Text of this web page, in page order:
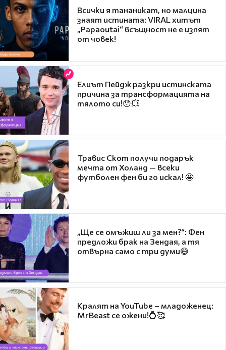
Всички я тананикат, но малцина
знаят истината: VIRAL хитът
„Papaoutai“ всъщност не е изпят
от човек!
Елиът Пейдж разкри истинската
причина за трансформацията на
тялото си!😯💥
Травис Скот получи подарък
мечта от Холанд — всеки
футболен фен би го искал! 🤩
„Ще се омъжиш ли за мен?“: Фен
предложи брак на Зендая, а тя
отвърна само с три думи😅
Кралят на YouTube – младоженец:
MrBeast се ожени!💍🥰